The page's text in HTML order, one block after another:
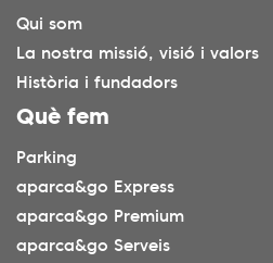
Qui som
La nostra missió, visió i valors
Història i fundadors
Què fem
Parking
aparca&go Express
aparca&go Premium
aparca&go Serveis